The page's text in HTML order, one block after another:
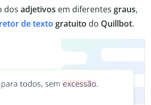
dos adjetivos em diferentes graus,
de texto gratuito do Quillbot.